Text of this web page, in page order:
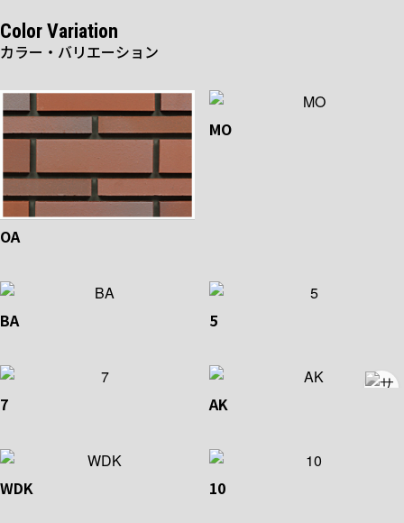
Color Variation
カラー・バリエーション
OA
MO
BA 5
7 AK
WDK 10